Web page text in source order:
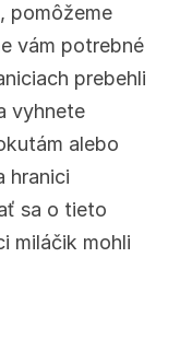
pomôžeme
vám potrebné
prebehli
vyhnete
alebo
hranici
sa o tieto
miláčik mohli